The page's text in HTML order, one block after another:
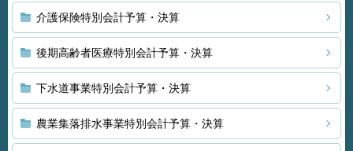
介護保険特別会計予算・決算
後期高齢者医療特別会計予算・決算
下水道事業特別会計予算・決算
農業集落排水事業特別会計予算・決算